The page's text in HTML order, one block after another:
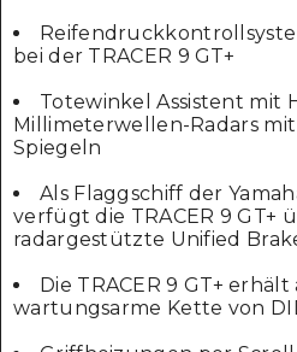
bei der TRACER 9 GT+
Totewinkel Assistent mit
Millimeterwellen-Radars
Spiegeln
Als Flaggschiff der
verfügt die TRACER 9 GT+
radargestützte Unified
Die TRACER 9 GT+
wartungsarme Kette von